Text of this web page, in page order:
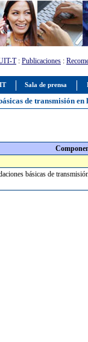
Sala de prensa
T: Publicaciones :
de transmisión
básicas de